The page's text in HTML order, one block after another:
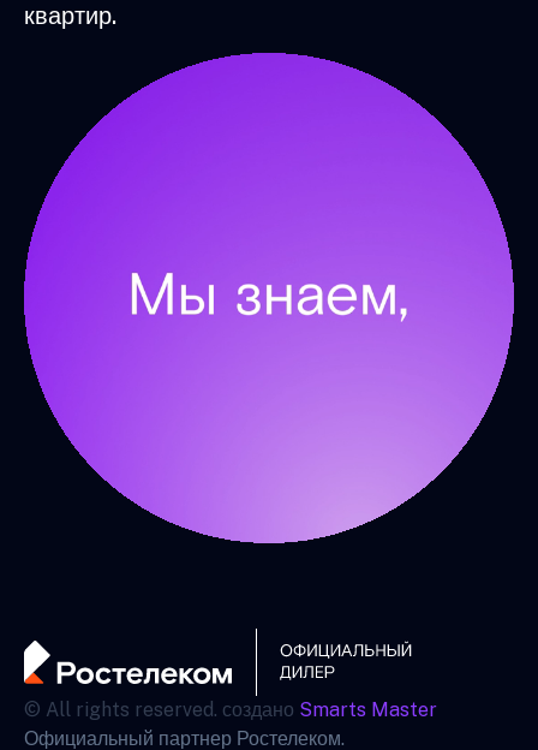
квартир.
© All rights reserved. создано Smarts Master
Официальный партнер Ростелеком.